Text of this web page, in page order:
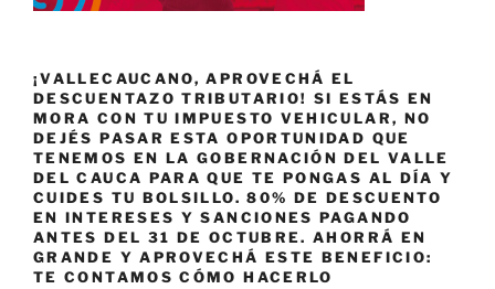
¡VALLECAUCANO, APROVECHÁ EL
DESCUENTAZO TRIBUTARIO! SI ESTÁS EN
MORA CON TU IMPUESTO VEHICULAR, NO
DEJÉS PASAR ESTA OPORTUNIDAD QUE
TENEMOS EN LA GOBERNACIÓN DEL VALLE
DEL CAUCA PARA QUE TE PONGAS AL DÍA Y
CUIDES TU BOLSILLO. 80% DE DESCUENTO
EN INTERESES Y SANCIONES PAGANDO
ANTES DEL 31 DE OCTUBRE. AHORRÁ EN
GRANDE Y APROVECHÁ ESTE BENEFICIO:
TE CONTAMOS CÓMO HACERLO